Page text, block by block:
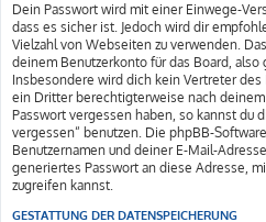
Dein Passwort wird mit einer Einwege-
dass es sicher ist. Jedoch wird dir
Vielzahl von Webseiten zu verwenden.
deinem Benutzerkonto für das Board, also
Insbesondere wird dich kein Vertreter
ein Dritter berechtigterweise nach
Passwort vergessen haben, so kannst du
vergessen“ benutzen. Die phpBB-
Benutzernamen und deiner E-Mail-
generiertes Passwort an diese Adresse,
zugreifen kannst.
GESTATTUNG DER DATENSPEICHERUNG